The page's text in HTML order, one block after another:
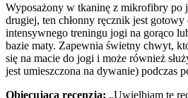
Wyposażony w tkaninę z mikrofibry po
drugiej, ten chłonny ręcznik jest gotowy
intensywnego treningu jogi na gorąco
bazie maty. Zapewnia świetny chwyt,
się na macie do jogi i może również
jest umieszczona na dywanie) podczas
Obiecująca recenzja: „Uwielbiam te